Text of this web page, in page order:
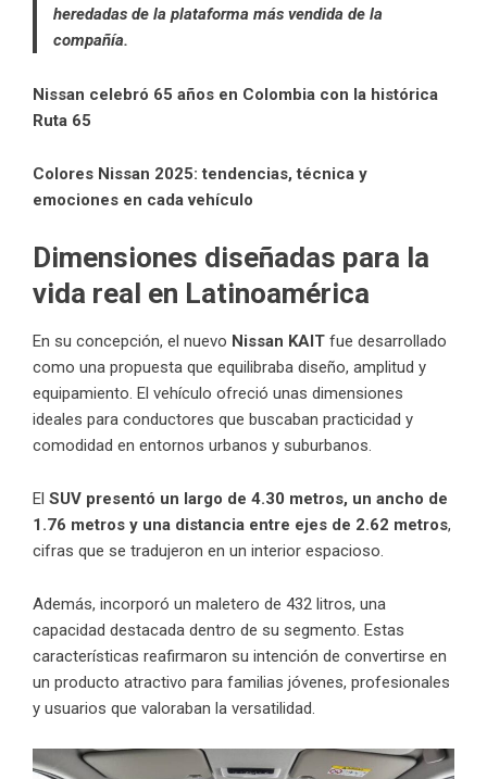
heredadas de la plataforma más vendida de la
compañía.
Nissan celebró 65 años en Colombia con la histórica
Ruta 65
Colores Nissan 2025: tendencias, técnica y
emociones en cada vehículo
Dimensiones diseñadas para la
vida real en Latinoamérica
En su concepción, el nuevo Nissan KAIT fue desarrollado
como una propuesta que equilibraba diseño, amplitud y
equipamiento. El vehículo ofreció unas dimensiones
ideales para conductores que buscaban practicidad y
comodidad en entornos urbanos y suburbanos.
El SUV presentó un largo de 4.30 metros, un ancho de
1.76 metros y una distancia entre ejes de 2.62 metros,
cifras que se tradujeron en un interior espacioso.
Además, incorporó un maletero de 432 litros, una
capacidad destacada dentro de su segmento. Estas
características reafirmaron su intención de convertirse en
un producto atractivo para familias jóvenes, profesionales
y usuarios que valoraban la versatilidad.